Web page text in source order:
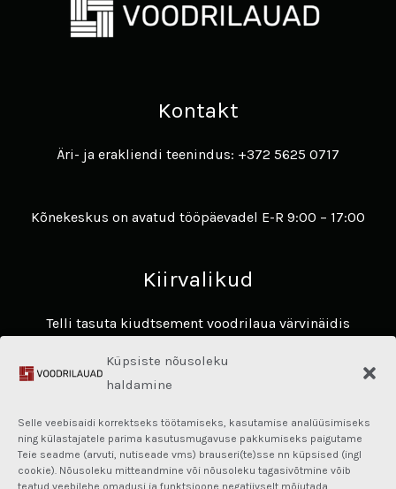
Küpsiste nõusoleku
haldamine
Selle veebisaidi korrektseks töötamiseks, kasutamise analüüsimiseks
ning külastajatele parima kasutusmugavuse pakkumiseks paigutame
Teie seadme (arvuti, nutiseade vms) brauseri(te)sse nn küpsised (ingl
cookie). Nõusoleku mitteandmine või nõusoleku tagasivõtmine võib
teatud veebilehe omadusi ja funktsioone negatiivselt mõjutada.
Kontakt
Äri- ja erakliendi teenindus: +372 5625 0717
Kõnekeskus on avatud tööpäevadel E-R 9:00 – 17:00
Kiirvalikud
Telli tasuta kiudtsement voodrilaua värvinäidis
Hardie® Architectural Panel
Fassaadikalkulaator
Kasulik teave
Privaatsuspoliitika